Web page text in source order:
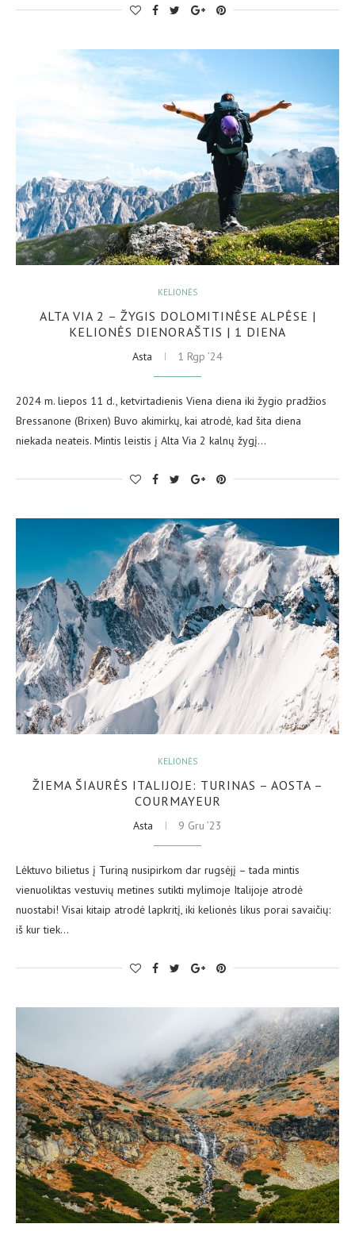
KELIONĖS
ALTA VIA 2 – ŽYGIS DOLOMITINĖSE ALPĖSE |
KELIONĖS DIENORAŠTIS | 1 DIENA
Asta 1 Rgp ’24
2024 m. liepos 11 d., ketvirtadienis Viena diena iki žygio pradžios
Bressanone (Brixen) Buvo akimirkų, kai atrodė, kad šita diena
niekada neateis. Mintis leistis į Alta Via 2 kalnų žygį…
KELIONĖS
ŽIEMA ŠIAURĖS ITALIJOJE: TURINAS – AOSTA –
COURMAYEUR
Asta 9 Gru ’23
Lėktuvo bilietus į Turiną nusipirkom dar rugsėjį – tada mintis
vienuoliktas vestuvių metines sutikti mylimoje Italijoje atrodė
nuostabi! Visai kitaip atrodė lapkritį, iki kelionės likus porai savaičių:
iš kur tiek…